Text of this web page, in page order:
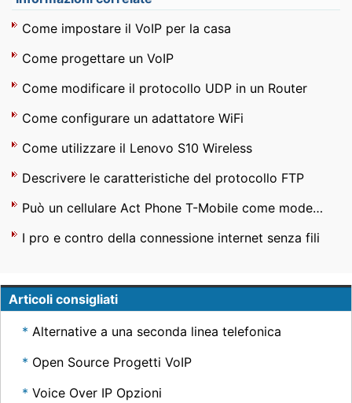
Come impostare il VoIP per la casa
Come progettare un VoIP
Come modificare il protocollo UDP in un Router
Come configurare un adattatore WiFi
Come utilizzare il Lenovo S10 Wireless
Descrivere le caratteristiche del protocollo FTP
Può un cellulare Act Phone T-Mobile come modem a Internet per un computer ?
I pro e contro della connessione internet senza fili
Articoli consigliati
Alternative a una seconda linea telefonica
Open Source Progetti VoIP
Voice Over IP Opzioni